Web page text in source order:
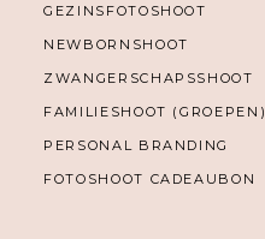
GEZINSFOTOSHOOT
NEWBORNSHOOT
ZWANGERSCHAPSSHOOT
FAMILIESHOOT (GROEPEN)
PERSONAL BRANDING
FOTOSHOOT CADEAUBON